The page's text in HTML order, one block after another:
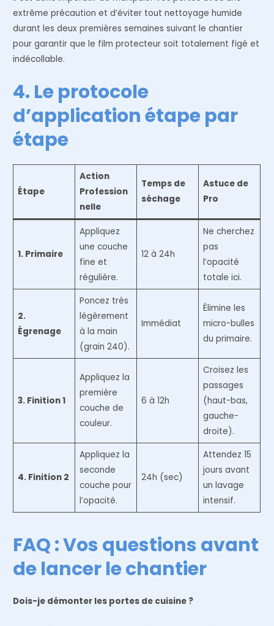
extrême précaution et d’éviter tout nettoyage humide
durant les deux premières semaines suivant le chantier
pour garantir que le film protecteur soit totalement figé et
indécollable.
4. Le protocole
d’application étape par
étape
Étape
Action
Profession
nelle
Temps de
séchage
Astuce de
Pro
1. Primaire
Appliquez
une couche
fine et
régulière.
12 à 24h
Ne cherchez
pas
l’opacité
totale ici.
2.
Égrenage
Poncez très
légèrement
à la main
(grain 240).
Immédiat
Élimine les
micro-bulles
du primaire.
3. Finition 1
Appliquez la
première
couche de
couleur.
6 à 12h
Croisez les
passages
(haut-bas,
gauche-
droite).
4. Finition 2
Appliquez la
seconde
couche pour
l’opacité.
24h (sec)
Attendez 15
jours avant
un lavage
intensif.
FAQ : Vos questions avant
de lancer le chantier
Dois-je démonter les portes de cuisine ?